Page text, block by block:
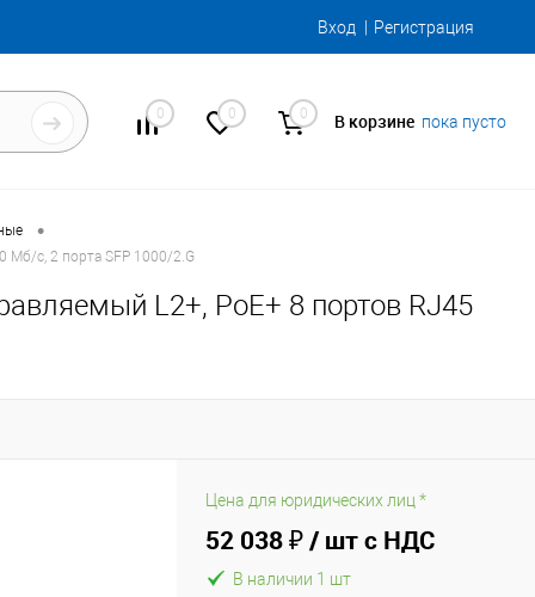
Вход Регистрация
0 0 0 В корзине пока пусто
•
Мб/с, 2 порта SFP 1000/2.G
L2+, PoE+ 8 портов RJ45
Цена для юридических лиц *
52 038 ₽/ шт с НДС
В наличии 1 шт